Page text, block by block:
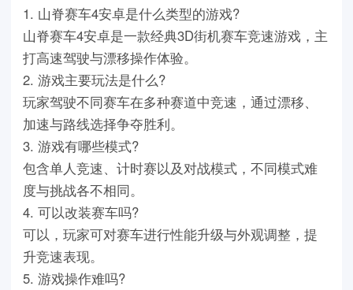
1. 山脊赛车4安卓是什么类型的游戏?
山脊赛车4安卓是一款经典3D街机赛车竞速游戏，主
打高速驾驶与漂移操作体验。
2. 游戏主要玩法是什么?
玩家驾驶不同赛车在多种赛道中竞速，通过漂移、
加速与路线选择争夺胜利。
3. 游戏有哪些模式?
包含单人竞速、计时赛以及对战模式，不同模式难
度与挑战各不相同。
4. 可以改装赛车吗?
可以，玩家可对赛车进行性能升级与外观调整，提
升竞速表现。
5. 游戏操作难吗?